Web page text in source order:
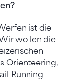
ist die
wollen die
Orienteering,
Running-